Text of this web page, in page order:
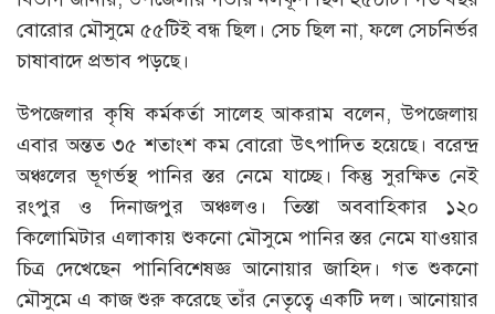
বোরোর মৌসুমে ৫৫টিই বন্ধ ছিল। সেচ ছিল না, ফলে সেচনির্ভর
চাষাবাদে প্রভাব পড়ছে।
উপজেলার কৃষি কর্মকর্তা সালেহ আকরাম বলেন, উপজেলায়
এবার অন্তত ৩৫ শতাংশ কম বোরো উৎপাদিত হয়েছে। বরেন্দ্র
অঞ্চলের ভূগর্ভস্থ পানির স্তর নেমে যাচ্ছে। কিন্তু সুরক্ষিত নেই
রংপুর ও দিনাজপুর অঞ্চলও। তিস্তা অববাহিকার ১২০
কিলোমিটার এলাকায় শুকনো মৌসুমে পানির স্তর নেমে যাওয়ার
চিত্র দেখেছেন পানিবিশেষজ্ঞ আনোয়ার জাহিদ। গত শুকনো
মৌসুমে এ কাজ শুরু করেছে তাঁর নেতৃত্বে একটি দল। আনোয়ার